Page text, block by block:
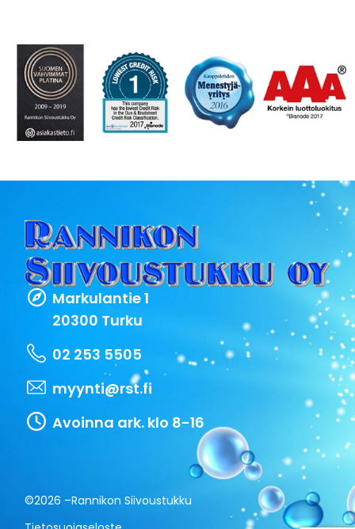
Markulantie 1
20300 Turku
02 253 5505
myynti@rst.fi
Avoinna ark. klo 8-16
©2026 –Rannikon Siivoustukku